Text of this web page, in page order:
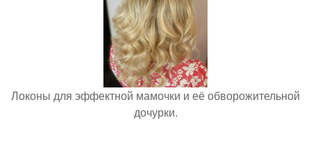
Локоны для эффектной мамочки и её обворожительной
дочурки.